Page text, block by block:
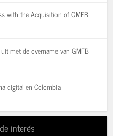
with the Acquisition of GMFB
met de overname van GMFB
digital en Colombia
interés